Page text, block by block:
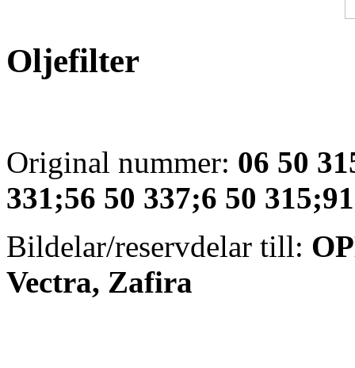
Oljefilter
Original nummer: 06 50
331;56 50 337;6 50
Bildelar/reservdelar till:
Vectra, Zafira